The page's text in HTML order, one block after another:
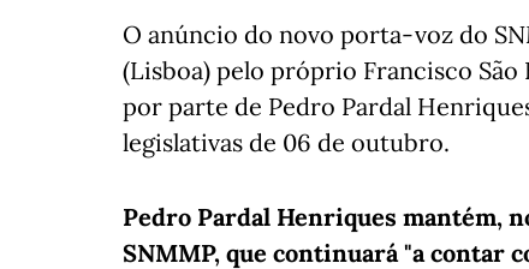
O anúncio do novo porta-voz do
(Lisboa) pelo próprio Francisco
por parte de Pedro Pardal
legislativas de 06 de outubro.
Pedro Pardal Henriques mantém,
SNMMP, que continuará "a contar